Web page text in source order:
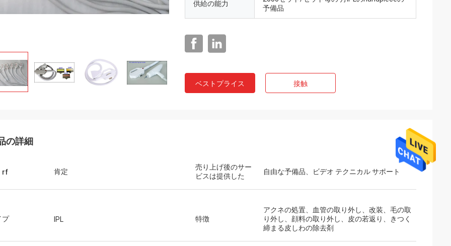
供給の能力
予備品
ベストプライス 接触
の詳細
rf 肯定
売り上げ後のサー
ビスは提供した
自由な予備品、ビデオ テクニカル サポート
プ IPL 特徴
アクネの処置、血管の取り外し、改装、毛の取
り外し、顔料の取り外し、皮の若返り、きつく
締まる皮しわの除去剤